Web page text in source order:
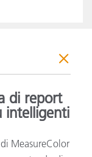
di report
intelligenti
MeasureColor